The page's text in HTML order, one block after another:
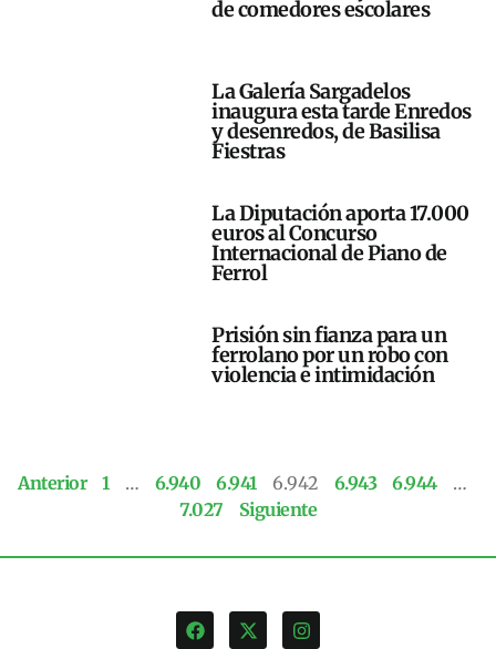
de comedores escolares
La Galería Sargadelos
inaugura esta tarde Enredos
y desenredos, de Basilisa
Fiestras
La Diputación aporta 17.000
euros al Concurso
Internacional de Piano de
Ferrol
Prisión sin fianza para un
ferrolano por un robo con
violencia e intimidación
Anterior 1 … 6.940 6.941 6.942 6.943 6.944
…
7.027
Siguiente